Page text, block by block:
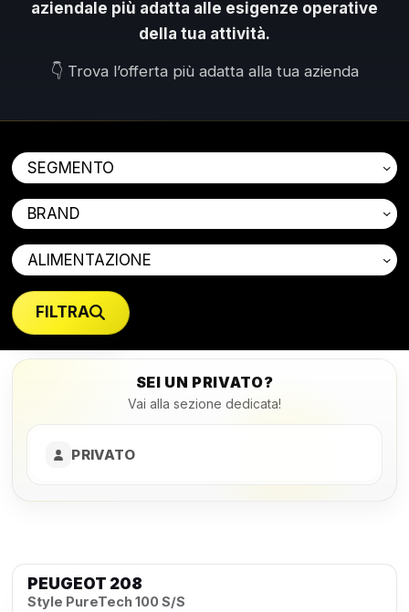
aziendale più adatta alle esigenze operative
della tua attività.
👇 Trova l’offerta più adatta alla tua azienda
FILTRA
SEI UN PRIVATO?
Vai alla sezione dedicata!
PRIVATO
PEUGEOT 208
Style PureTech 100 S/S